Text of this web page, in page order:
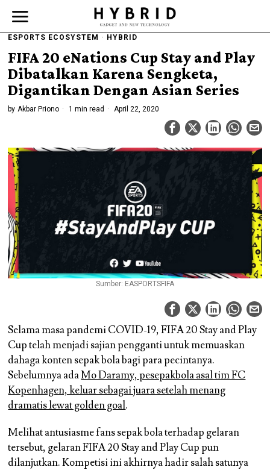
ESPORTS ECOSYSTEM · HYBRID
FIFA 20 eNations Cup Stay and Play
Dibatalkan Karena Sengketa,
Digantikan Dengan Asian Series
by Akbar Priono 1 min read April 22, 2020
Sumber: EASPORTSFIFA
Selama masa pandemi COVID-19, FIFA 20 Stay and Play
Cup telah menjadi sajian pengganti untuk memuaskan
dahaga konten sepak bola bagi para pecintanya.
Sebelumnya adaMo Daramy, pesepakbola asal tim FC
Kopenhagen, keluar sebagai juara setelah menang
dramatis lewat golden goal.
Melihat antusiasme fans sepak bola terhadap gelaran
tersebut, gelaran FIFA 20 Stay and Play Cup pun
dilanjutkan. Kompetisi ini akhirnya hadir salah satunya